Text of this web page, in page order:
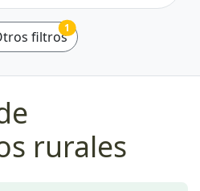
filtros
1
rurales